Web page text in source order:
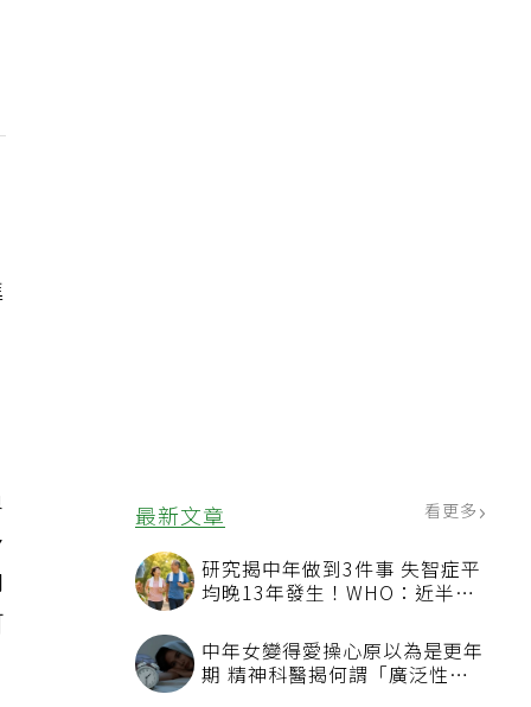
最新文章 看更多
研究揭中年做到3件事 失智症平
均晚13年發生！WHO：近半風
中年女變得愛操心原以為是更年
期 精神科醫揭何謂「廣泛性焦